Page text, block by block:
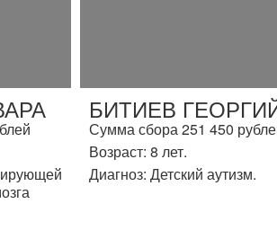
БИТИЕВ
Сумма сбора 251 450
Возраст: 8 лет.
Диагноз: Детский аутизм.